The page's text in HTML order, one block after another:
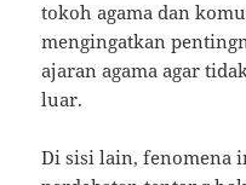
tokoh agama dan
mengingatkan
ajaran agama agar
luar.
Di sisi lain, fenomena